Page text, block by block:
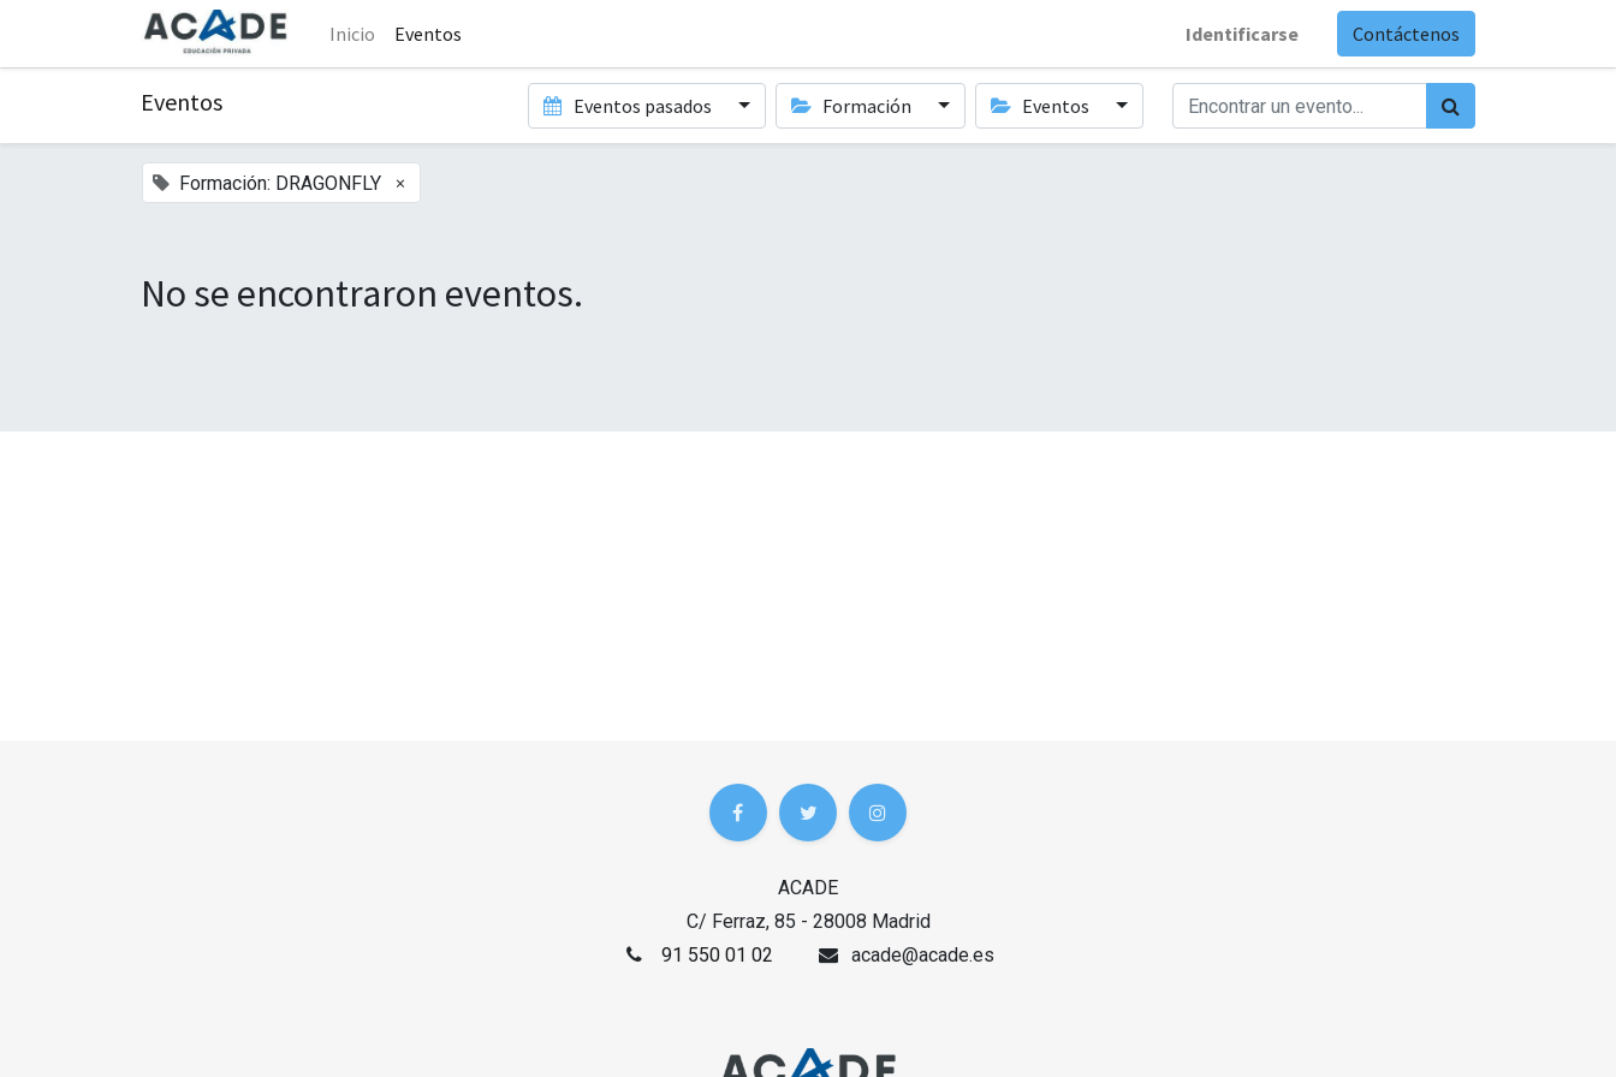
Inicio Eventos Identificarse Contáctenos
Eventos Eventos pasados Formación Eventos
Formación: DRAGONFLY ×
No se encontraron eventos.
ACADE
C/ Ferraz, 85 - 28008 Madrid
91 550 01 02
acade@acade.es